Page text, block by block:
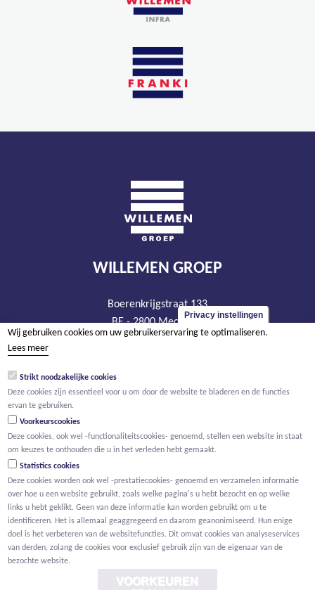
WILLEMEN GROEP
Boerenkrijgstraat 133
BE - 2800 Mechelen
tel +32 15 569 965
BTW BE 0466.256.432
Privacy instellingen
Wij gebruiken cookies om uw gebruikerservaring te optimaliseren.
Lees meer
Strikt noodzakelijke cookies
Deze cookies zijn essentieel voor u om door de website te bladeren en de functies
ervan te gebruiken.
Voorkeurscookies
Deze cookies, ook wel -functionaliteitscookies- genoemd, stellen een website in staat
om keuzes te onthouden die u in het verleden hebt gemaakt.
Statistics cookies
Deze cookies worden ook wel -prestatiecookies- genoemd en verzamelen informatie
over hoe u een website gebruikt, zoals welke pagina's u hebt bezocht en op welke
links u hebt geklikt. Geen van deze informatie kan worden gebruikt om u te
identificeren. Het is allemaal geaggregeerd en daarom geanonimiseerd. Hun enige
doel is het verbeteren van de websitefuncties. Dit omvat cookies van analyseservices
van derden, zolang de cookies voor exclusief gebruik zijn van de eigenaar van de
bezochte website.
VOORKEUREN